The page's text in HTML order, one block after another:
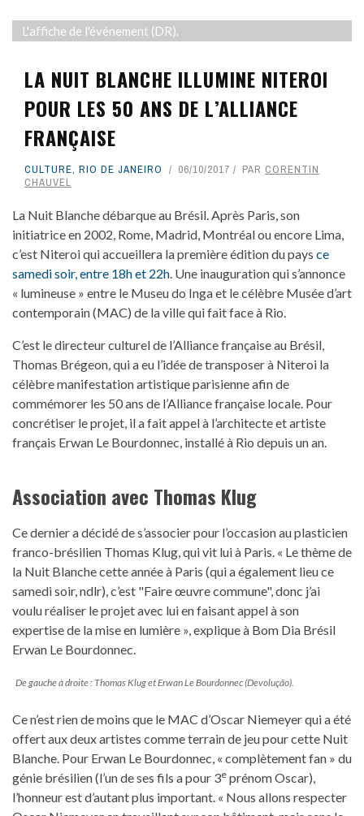
L'affiche de l'événement (DR).
LA NUIT BLANCHE ILLUMINE NITEROI
POUR LES 50 ANS DE L’ALLIANCE
FRANÇAISE
CULTURE, RIO DE JANEIRO 06/10/2017 PAR CORENTIN
CHAUVEL
La Nuit Blanche débarque au Brésil. Après Paris, son
initiatrice en 2002, Rome, Madrid, Montréal ou encore Lima,
c’est Niteroi qui accueillera la première édition du pays ce
samedi soir, entre 18h et 22h. Une inauguration qui s’annonce
« lumineuse » entre le Museu do Inga et le célèbre Musée d’art
contemporain (MAC) de la ville qui fait face à Rio.
C’est le directeur culturel de l’Alliance française au Brésil,
Thomas Brégeon, qui a eu l’idée de transposer à Niteroi la
célèbre manifestation artistique parisienne afin de
commémorer les 50 ans de l’Alliance française locale. Pour
concrétiser le projet, il a fait appel à l’architecte et artiste
français Erwan Le Bourdonnec, installé à Rio depuis un an.
Association avec Thomas Klug
Ce dernier a décidé de s’associer pour l’occasion au plasticien
franco-brésilien Thomas Klug, qui vit lui à Paris. « Le thème de
la Nuit Blanche cette année à Paris (qui a également lieu ce
samedi soir, ndlr), c’est "Faire œuvre commune", donc j’ai
voulu réaliser le projet avec lui en faisant appel à son
expertise de la mise en lumière », explique à Bom Dia Brésil
Erwan Le Bourdonnec.
De gauche à droite : Thomas Klug et Erwan Le Bourdonnec (Devolução).
Ce n’est rien de moins que le MAC d’Oscar Niemeyer qui a été
offert aux deux artistes comme terrain de jeu pour cette Nuit
Blanche. Pour Erwan Le Bourdonnec, « complètement fan » du
génie brésilien (l’un de ses fils a pour 3e prénom Oscar),
l’honneur est d’autant plus important. « Nous allons respecter